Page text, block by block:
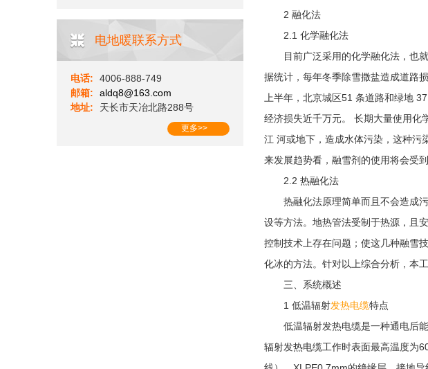
电地暖联系方式
电话:
4006-888-749
邮箱:
aldq8@163.com
地址:
天长市天冶北路288号
更多>>
2 融化法
2.1 化学融化法
目前广泛采用的化学融化法，也就
据统计，每年冬季除雪撒盐造成道路
上半年，北京城区51 条道路和绿地
经济损失近千万元。 长期大量使用化
江 河或地下，造成水体污染，这种污
来发展趋势看，融雪剂的使用将会受
2.2 热融化法
热融化法原理简单而且不会造成污
设等方法。地热管法受制于热源，且
控制技术上存在问题；使这几种融雪
化冰的方法。针对以上综合分析，本
三、系统概述
1 低温辐射发热电缆特点
低温辐射发热电缆是一种通电后能
辐射发热电缆工作时表面最高温度为